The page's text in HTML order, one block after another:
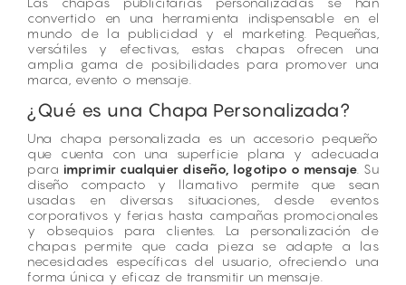
convertido en una herramienta indispensable en el
mundo de la publicidad y el marketing. Pequeñas,
versátiles y efectivas, estas chapas ofrecen una
amplia gama de posibilidades para promover una
marca, evento o mensaje.
¿Qué es una Chapa Personalizada?
Una chapa personalizada es un accesorio pequeño
que cuenta con una superficie plana y adecuada
para imprimir cualquier diseño, logotipo o mensaje . Su
diseño compacto y llamativo permite que sean
usadas en diversas situaciones, desde eventos
corporativos y ferias hasta campañas promocionales
y obsequios para clientes. La personalización de
chapas permite que cada pieza se adapte a las
necesidades específicas del usuario, ofreciendo una
forma única y eficaz de transmitir un mensaje.